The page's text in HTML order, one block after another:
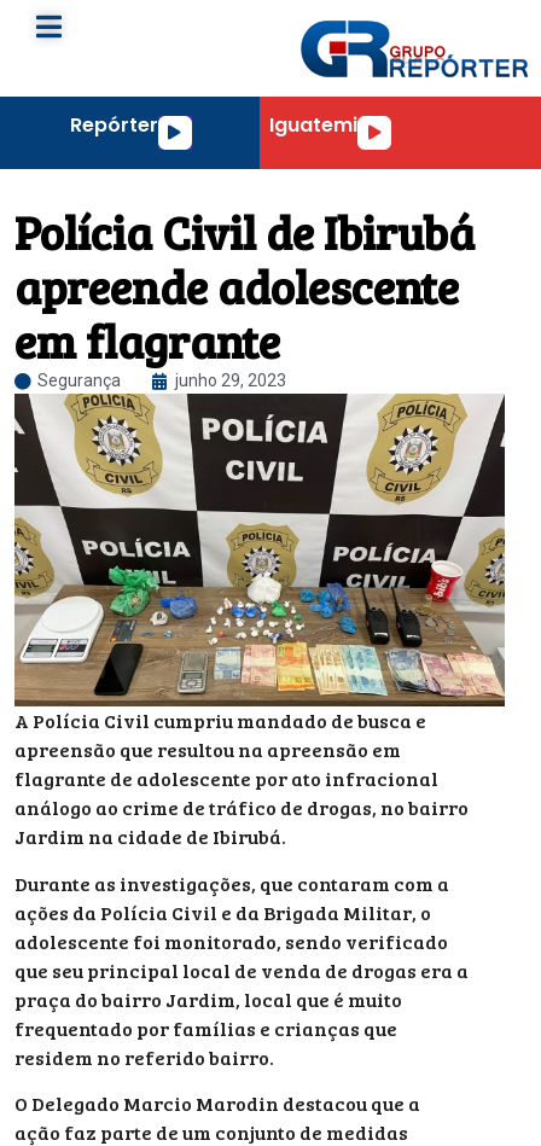
RepórterTocador
IguatemiTocador
Polícia Civil de Ibirubá
apreende adolescente
em flagrante
Segurança junho 29, 2023
A Polícia Civil cumpriu mandado de busca e
apreensão que resultou na apreensão em
flagrante de adolescente por ato infracional
análogo ao crime de tráfico de drogas, no bairro
Jardim na cidade de Ibirubá.
Durante as investigações, que contaram com a
ações da Polícia Civil e da Brigada Militar, o
adolescente foi monitorado, sendo verificado
que seu principal local de venda de drogas era a
praça do bairro Jardim, local que é muito
frequentado por famílias e crianças que
residem no referido bairro.
O Delegado Marcio Marodin destacou que a
ação faz parte de um conjunto de medidas